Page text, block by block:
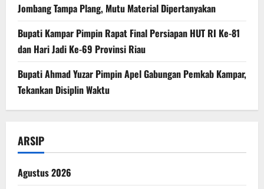
Jombang Tampa Plang, Mutu Material Dipertanyakan
Bupati Kampar Pimpin Rapat Final Persiapan HUT RI Ke-81
dan Hari Jadi Ke-69 Provinsi Riau
Bupati Ahmad Yuzar Pimpin Apel Gabungan Pemkab Kampar,
Tekankan Disiplin Waktu
ARSIP
Agustus 2026